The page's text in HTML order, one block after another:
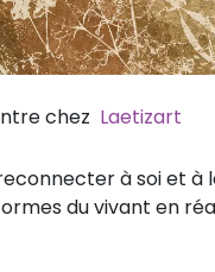
chez Laetizart
à soi et à
du vivant en